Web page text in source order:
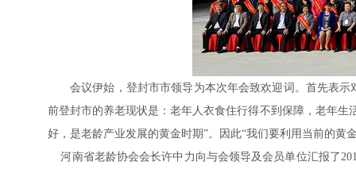
会议伊始，登封市市领导为本次年会致欢迎词。首先表
前登封市的养老现状是：老年人衣食住行得不到保障，老年
好，是老龄产业发展的黄金时期”。因此“我们要利用当前的
河南省老龄协会会长许中力向与会领导及会员单位汇报了